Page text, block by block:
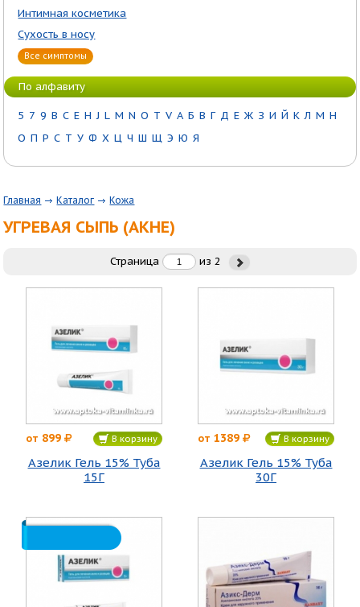
Интимная косметика
Сухость в носу
Все симптомы
По алфавиту
5 7 9 B C E H J L M N O T V А Б В Г Д Е Ж З И Й К Л М Н
О П Р С Т У Ф Х Ц Ч Ш Щ Э Ю Я
Главная Каталог Кожа
УГРЕВАЯ СЫПЬ (АКНЕ)
Страница из 2
от 899 В корзину
Азелик Гель 15% Туба
15Г
от 1389 В корзину
Азелик Гель 15% Туба
30Г